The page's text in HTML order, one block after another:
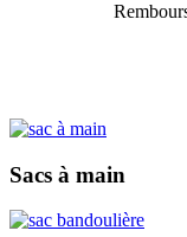
Sacs à main